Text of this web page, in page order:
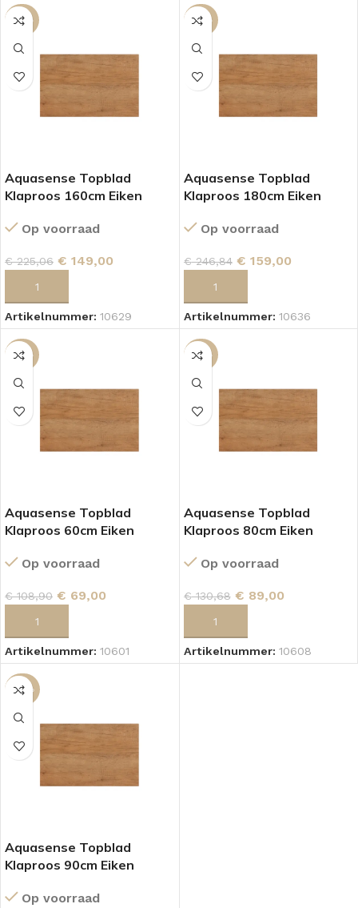
-34%
Aquasense Topblad
Klaproos 160cm Eiken
Op voorraad
€225,06 € 149,00
Artikelnummer: 10629
-36%
Aquasense Topblad
Klaproos 180cm Eiken
Op voorraad
€246,84 € 159,00
Artikelnummer: 10636
-37%
Aquasense Topblad
Klaproos 60cm Eiken
Op voorraad
€108,90 € 69,00
Artikelnummer: 10601
-32%
Aquasense Topblad
Klaproos 80cm Eiken
Op voorraad
€130,68 € 89,00
Artikelnummer: 10608
-28%
Aquasense Topblad
Klaproos 90cm Eiken
Op voorraad